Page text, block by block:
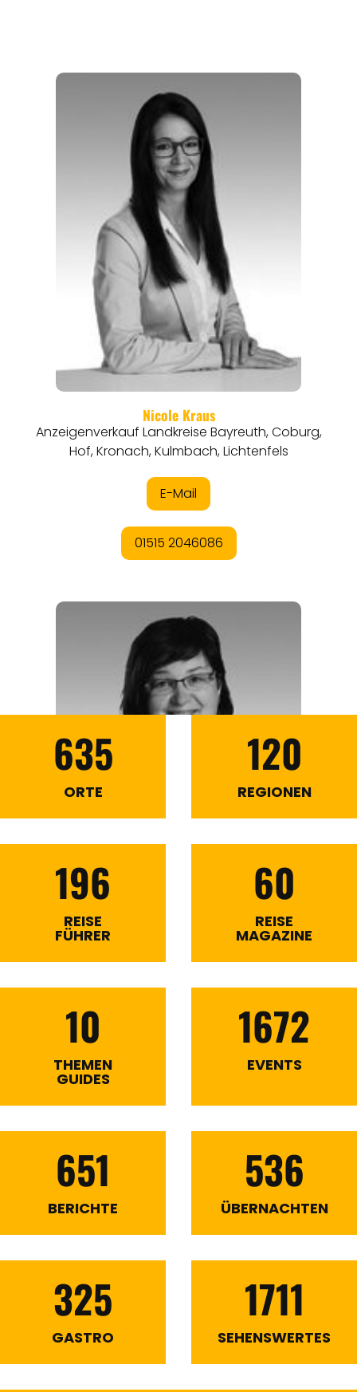
635
ORTE
120
REGIONEN
196
REISE
FÜHRER
60
REISE
MAGAZINE
10
THEMEN
GUIDES
1672
EVENTS
651
BERICHTE
536
ÜBERNACHTEN
325
GASTRO
1711
SEHENSWERTES